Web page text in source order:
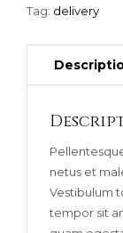
LEMON
Tag: delivery
netus et
Vestibulum
tempor sit